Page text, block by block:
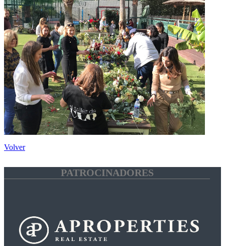
Volver
PATROCINADORES